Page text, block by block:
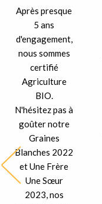
Après presque
5 ans
d'engagement,
nous sommes
certifié
Agriculture
BIO.
N'hésitez pas à
goûter notre
Graines
Blanches 2022
et Une Frère
Une Sœur
2023, nos